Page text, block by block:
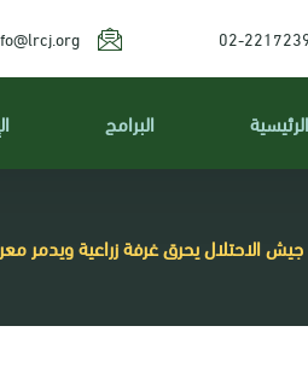
02-
الرئيسية البرامج
جيش الاحتلال يحرق غرفة زراعية ويدمر